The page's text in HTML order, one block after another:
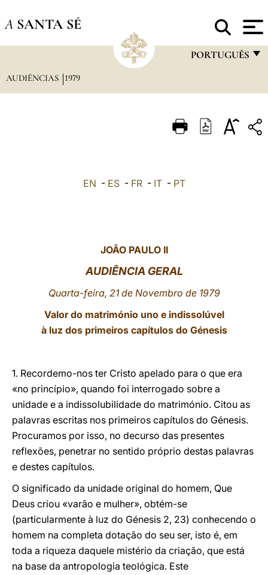
A SANTA SÉ
PORTUGUÊS
ITALIANO
LATINE
AUDIÊNCIAS 1979
EN - ES- FR- IT- PT
JOÃO PAULO II
AUDIÊNCIA GERAL
Quarta-feira, 21 de Novembro de 1979
Valor do matrimónio uno e indissolúvel
à luz dos primeiros capítulos do Génesis
1. Recordemo-nos ter Cristo apelado para o que era
«no princípio», quando foi interrogado sobre a
unidade e a indissolubilidade do matrimónio. Citou as
palavras escritas nos primeiros capítulos do Génesis.
Procuramos por isso, no decurso das presentes
reflexões, penetrar no sentido próprio destas palavras
e destes capítulos.
O significado da unidade original do homem, Que
Deus criou «varão e mulher», obtém-se
(particularmente à luz do Génesis 2, 23) conhecendo o
homem na completa dotação do seu ser, isto é, em
toda a riqueza daquele mistério da criação, que está
na base da antropologia teológica. Este